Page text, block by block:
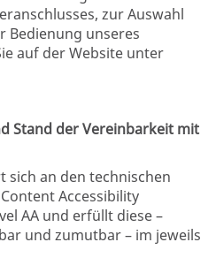
zur Auswahl
Bedienung unseres
auf der Website unter
Stand der Vereinbarkeit mit
sich an den technischen
Accessibility
AA und erfüllt diese –
und zumutbar – im jeweils